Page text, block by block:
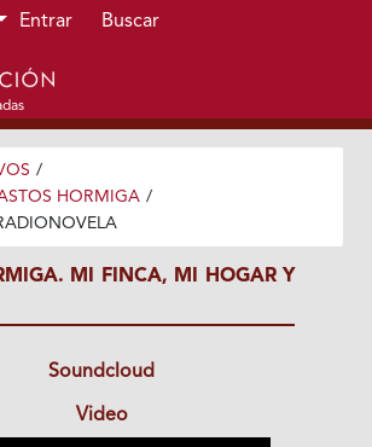
principal
sitio
Entrar Buscar
/
HORMIGA /
MI FINCA, MI HOGAR Y
Soundcloud
Video